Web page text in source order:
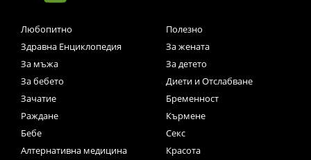
Любопитно
Полезно
Здравна Енциклопедия
За жената
За мъжа
За детето
За бебето
Диети и Отслабване
Зачатие
Бременност
Раждане
Кърмене
Бебе
Секс
Алтернативна медицина
Красота